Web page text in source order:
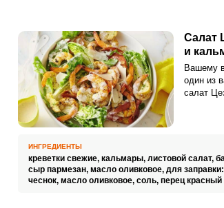
Салат
и
Вашему
один из
салат
ИНГРЕДИЕНТЫ
креветки свежие, кальмары, листовой салат,
сыр пармезан, масло оливковое, для
чеснок, масло оливковое, соль, перец